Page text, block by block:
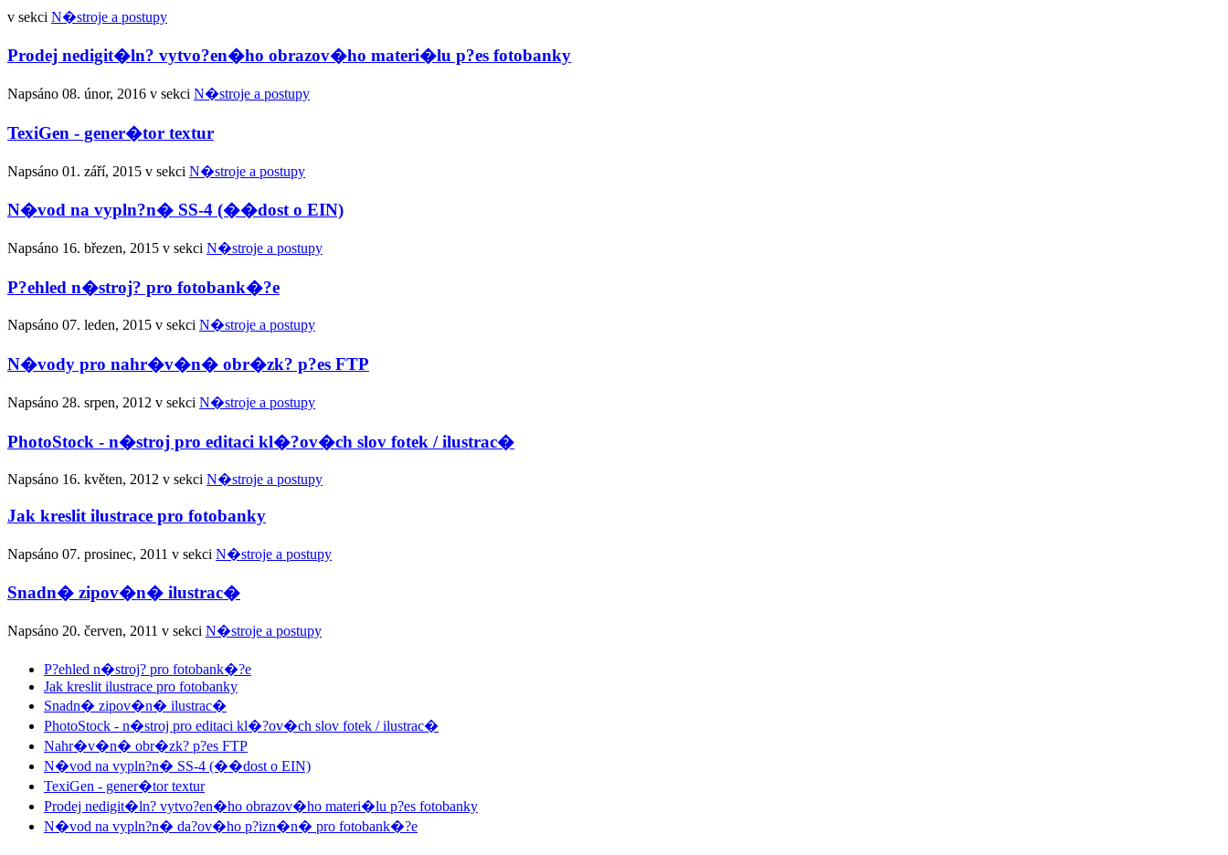
v sekci N�stroje a postupy
Prodej nedigit�ln? vytvo?en�ho obrazov�ho materi�lu p?es fotobanky
Napsáno 08. únor, 2016 v sekci N�stroje a postupy
TexiGen - gener�tor textur
Napsáno 01. září, 2015 v sekci N�stroje a postupy
N�vod na vypln?n� SS-4 (��dost o EIN)
Napsáno 16. březen, 2015 v sekci N�stroje a postupy
P?ehled n�stroj? pro fotobank�?e
Napsáno 07. leden, 2015 v sekci N�stroje a postupy
N�vody pro nahr�v�n� obr�zk? p?es FTP
Napsáno 28. srpen, 2012 v sekci N�stroje a postupy
PhotoStock - n�stroj pro editaci kl�?ov�ch slov fotek / ilustrac�
Napsáno 16. květen, 2012 v sekci N�stroje a postupy
Jak kreslit ilustrace pro fotobanky
Napsáno 07. prosinec, 2011 v sekci N�stroje a postupy
Snadn� zipov�n� ilustrac�
Napsáno 20. červen, 2011 v sekci N�stroje a postupy
P?ehled n�stroj? pro fotobank�?e
Jak kreslit ilustrace pro fotobanky
Snadn� zipov�n� ilustrac�
PhotoStock - n�stroj pro editaci kl�?ov�ch slov fotek / ilustrac�
Nahr�v�n� obr�zk? p?es FTP
N�vod na vypln?n� SS-4 (��dost o EIN)
TexiGen - gener�tor textur
Prodej nedigit�ln? vytvo?en�ho obrazov�ho materi�lu p?es fotobanky
N�vod na vypln?n� da?ov�ho p?izn�n� pro fotobank�?e